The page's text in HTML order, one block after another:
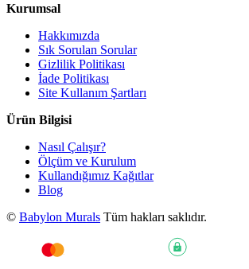
Kurumsal
Hakkımızda
Sık Sorulan Sorular
Gizlilik Politikası
İade Politikası
Site Kullanım Şartları
Ürün Bilgisi
Nasıl Çalışır?
Ölçüm ve Kurulum
Kullandığımız Kağıtlar
Blog
© Babylon Murals Tüm hakları saklıdır.